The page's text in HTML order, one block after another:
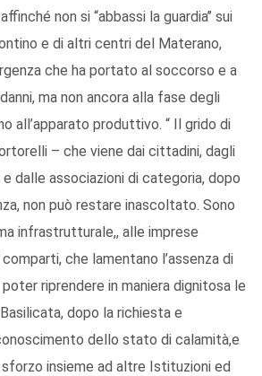
non si “abbassi la guardia’’ sui
e di altri centri del Materano,
che ha portato al soccorso e a
ma non ancora alla fase degli
all’apparato produttivo. “ Il grido di
– che viene dai cittadini, dagli
dalle associazioni di categoria, dopo
non può restare inascoltato. Sono
infrastrutturale,, alle imprese
che lamentano l’assenza di
riprendere in maniera dignitosa le
dopo la richiesta e
dello stato di calamità,e
insieme ad altre Istituzioni ed